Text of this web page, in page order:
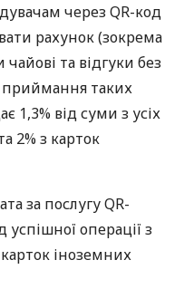
через QR-код
рахунок (зокрема
та відгуки без
приймання таких
1,3% від суми з усіх
2% з карток
за послугу QR-
успішної операції з
іноземних